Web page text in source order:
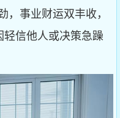
，事业财运双丰收，
信他人或决策急躁